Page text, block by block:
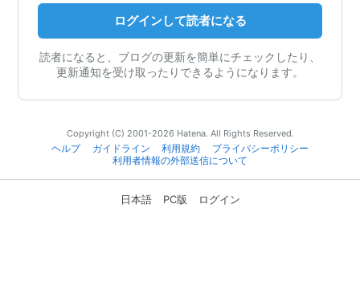
ログインして読者になる
読者になると、ブログの更新を簡単にチェックしたり、
更新通知を受け取ったりできるようになります。
Copyright (C) 2001-2026 Hatena. All Rights Reserved.
ヘルプ
ガイドライン 利用規約
プライバシーポリシー
利用者情報の外部送信について
日本語 PC版 ログイン